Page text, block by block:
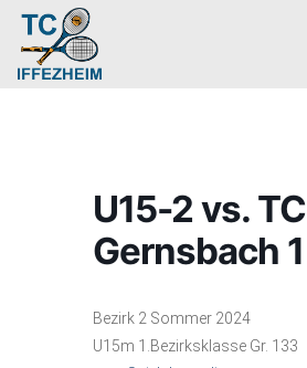
U15-2 vs. TC
Gernsbach 1
Bezirk 2 Sommer 2024
U15m 1.Bezirksklasse Gr. 133